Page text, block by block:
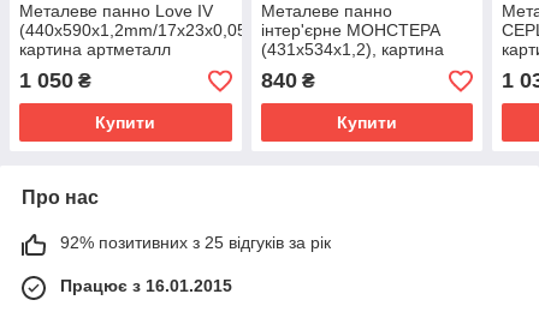
Металеве панно Love ІV
(440х590x1,2mm/17x23x0,05in),
картина артметалл
1 050 ₴
Купити
Металеве панно
інтер'єрне МОНСТЕРА
(431х534х1,2), картина
артметалл
840₴
Купити
1
Про нас
92% позитивних з 25 відгуків за рік
Працює з 16.01.2015